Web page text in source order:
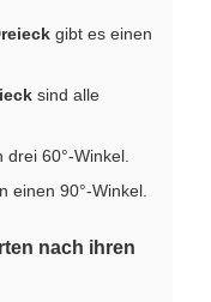
gibt es einen
sind alle
drei 60°-Winkel.
einen 90°-Winkel.
nach ihren